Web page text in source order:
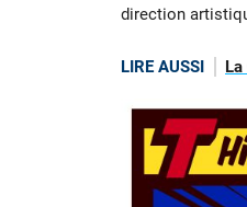
direction
LIRE AUSSI